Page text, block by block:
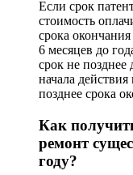
Если срок
стоимость
срока
6 месяцев до
срок не позднее
начала
позднее срока
Как
ремонт
году?